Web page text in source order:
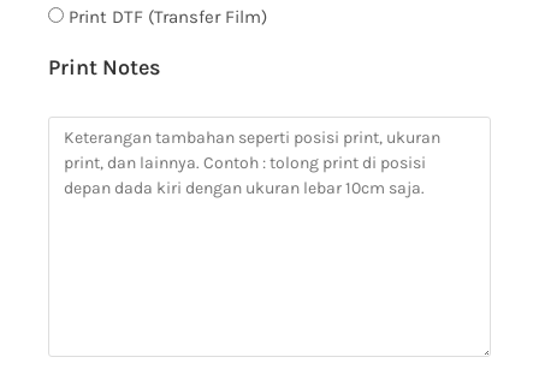
Print DTF (Transfer Film)
Print Notes